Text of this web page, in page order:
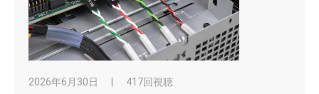
2026年6月30日 417回視聴